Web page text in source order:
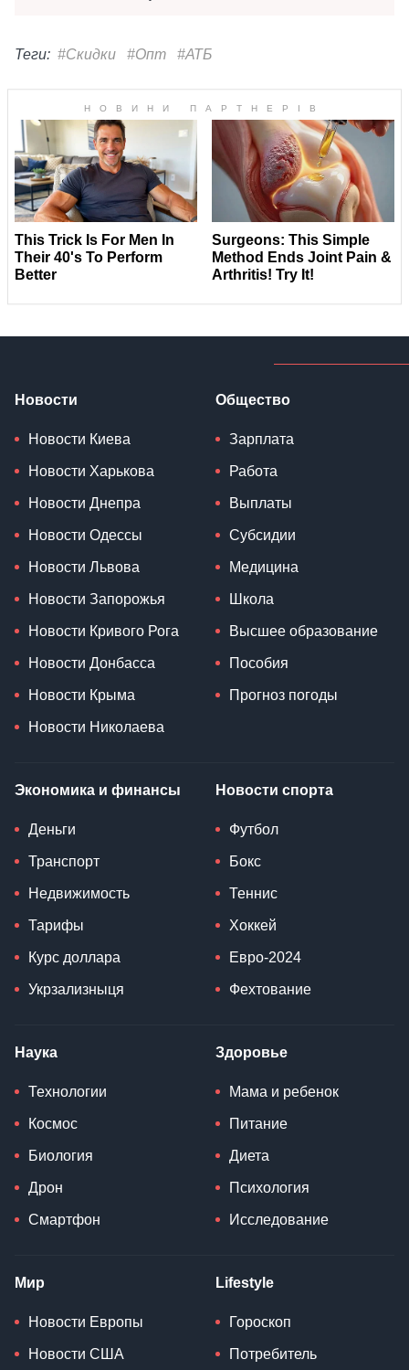
Теги: #Скидки #Опт #АТБ
Новости
Новости Киева
Новости Харькова
Новости Днепра
Новости Одессы
Новости Львова
Новости Запорожья
Новости Кривого Рога
Новости Донбасса
Новости Крыма
Новости Николаева
Общество
Зарплата
Работа
Выплаты
Субсидии
Медицина
Школа
Высшее образование
Пособия
Прогноз погоды
Экономика и финансы
Деньги
Транспорт
Недвижимость
Тарифы
Курс доллара
Укрзализныця
Новости спорта
Футбол
Бокс
Теннис
Хоккей
Евро-2024
Фехтование
Наука
Технологии
Космос
Биология
Дрон
Смартфон
Здоровье
Мама и ребенок
Питание
Диета
Психология
Исследование
Мир
Новости Европы
Новости США
Lifestyle
Гороскоп
Потребитель